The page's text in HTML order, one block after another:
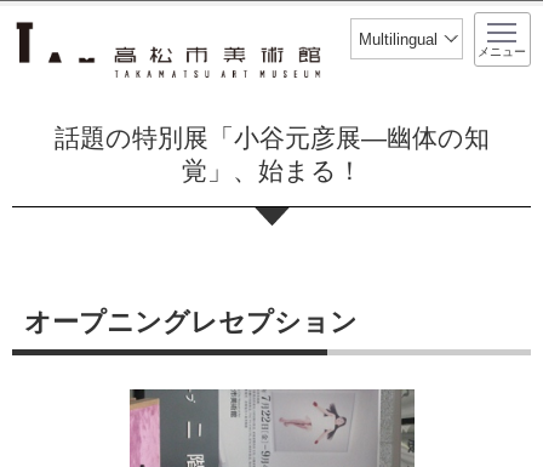
Multilingual
メニュー
話題の特別展「小谷元彦展―幽体の知
覚」、始まる！
オープニングレセプション